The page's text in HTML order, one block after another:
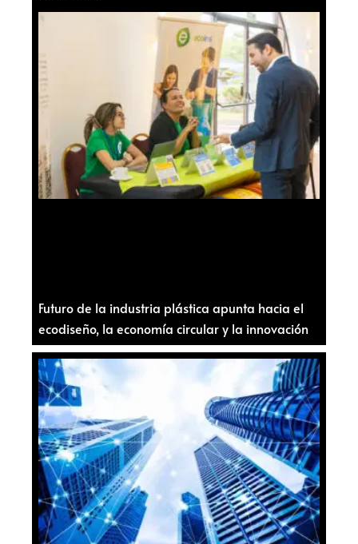
Futuro de la industria plástica apunta hacia el
ecodiseño, la economía circular y la innovación